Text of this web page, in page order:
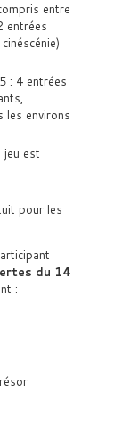
entre
entrées
: 4 entrées
les environs
jeu est
pour les
du 14
: